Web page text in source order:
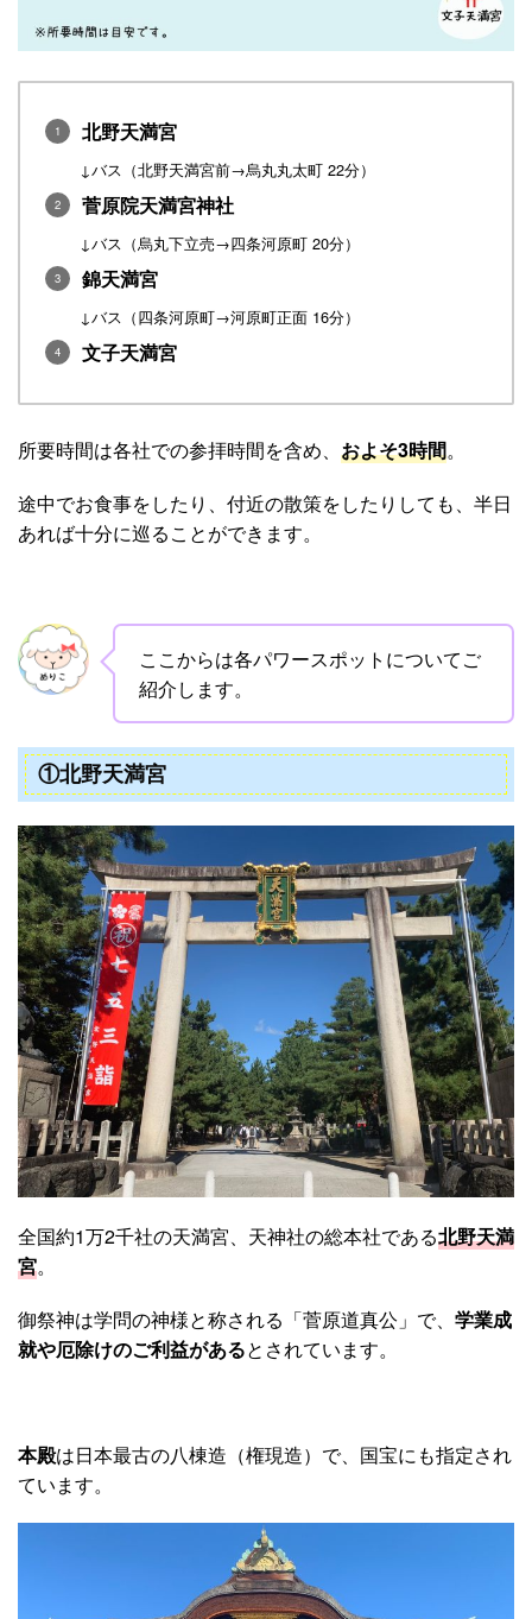
北野天満宮
↓バス（北野天満宮前→烏丸丸太町 22分）
菅原院天満宮神社
↓バス（烏丸下立売→四条河原町 20分）
錦天満宮
↓バス（四条河原町→河原町正面 16分）
文子天満宮
所要時間は各社での参拝時間を含め、 およそ3時間。
途中でお食事をしたり、付近の散策をしたりしても、半日
あれば十分に巡ることができます。
ここからは各パワースポットについてご
紹介します。
①北野天満宮
全国約1万2千社の天満宮、天神社の総本社である北野天満
宮。
御祭神は学問の神様と称される「菅原道真公」で、 学業成
就や厄除けのご利益があるとされています。
本殿は日本最古の八棟造（権現造）で、国宝にも指定され
ています。